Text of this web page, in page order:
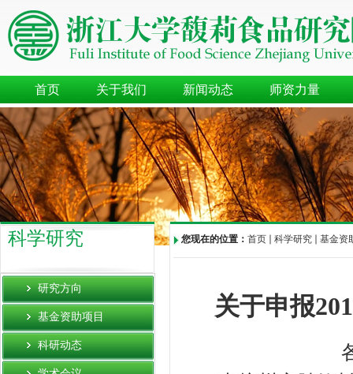
首页 关于我们 新闻动态 师资力量
科学研究
研究方向
基金资助项目
科研动态
您现在的位置： 首页 科学研究 基金资
关于申报